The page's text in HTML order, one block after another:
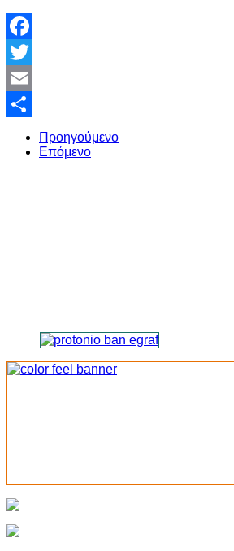
Facebook
Twitter
Email
Share
Προηγούμενο
Επόμενο